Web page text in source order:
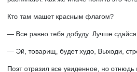
Кто там машет красным флагом?
— Все равно тебя добуду. Лучше
— Эй, товарищ, будет худо, Выходи,
Поэт отразил все увиденное, но отнюдь